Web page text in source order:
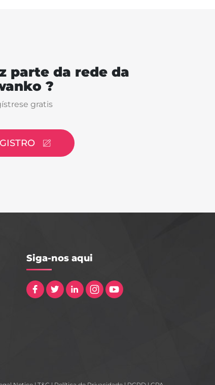
parte da rede da
?
gratis
Siga-nos aqui